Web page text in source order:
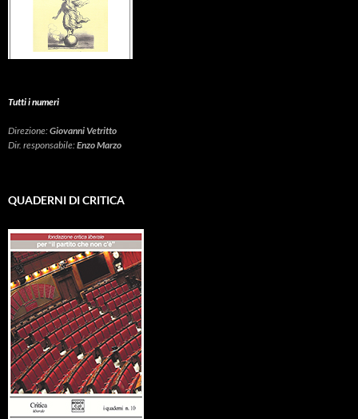
Tutti i numeri
Direzione:Giovanni Vetritto
Dir. responsabile:Enzo Marzo
QUADERNI DI CRITICA